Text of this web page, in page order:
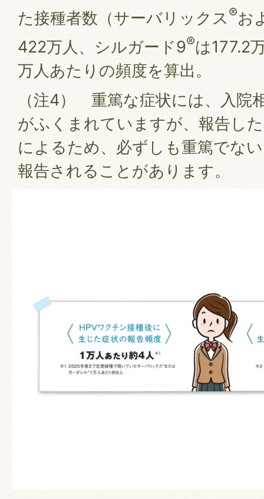
た接種者数（サーバリックス®お
422万人、シルガード9®は177.2
万人あたりの頻度を算出。
（注4） 重篤な症状には、入院
がふくまれていますが、報告し
によるため、必ずしも重篤でな
報告されることがあります。